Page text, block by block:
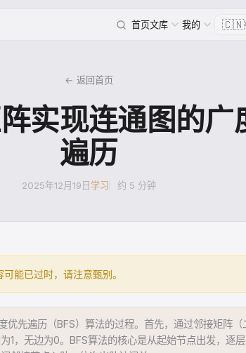
首页文库 我的 🇨🇳
← 返回首页
实现连通图的广
遍历
2025年12月19日学习 约 5 分钟
能已过时，请注意甄别。
优先遍历（BFS）算法的过程。首先，通过邻接矩阵（
1，无边为0。BFS算法的核心是从起始节点出发，逐层